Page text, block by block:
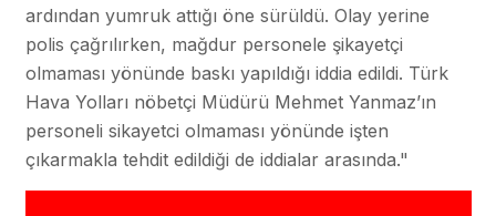
ardından yumruk attığı öne sürüldü. Olay yerine
polis çağrılırken, mağdur personele şikayetçi
olmaması yönünde baskı yapıldığı iddia edildi. Türk
Hava Yolları nöbetçi Müdürü Mehmet Yanmaz’ın
personeli sikayetci olmaması yönünde işten
çıkarmakla tehdit edildiği de iddialar arasında."